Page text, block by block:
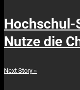
Hochschul-
Nutze die
Next Story »